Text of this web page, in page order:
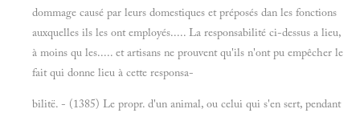
dommage causé par leurs domestiques et préposés dan les fonctions
auxquelles ils les ont employés..... La responsabilité ci-dessus a lieu,
à moins qu les..... et artisans ne prouvent qu'ils n'ont pu empêcher le
fait qui donne lieu à cette responsa-
bilitë. - (1385) Le propr. d'un animal, ou celui qui s'en sert, pendant